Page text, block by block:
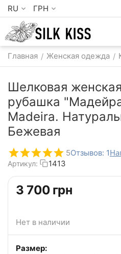
RU ГРН
Главная / Женская одежда /
Шелковая
рубашка
Madeira.
Бежевая
5Отзывов: 1
Артикул: 1413
‍3 700‍ грн
Нет в наличии
Размер: